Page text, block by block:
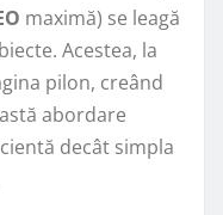
maximă) se leagă
Acestea, la
pilon, creând
abordare
decât simpla